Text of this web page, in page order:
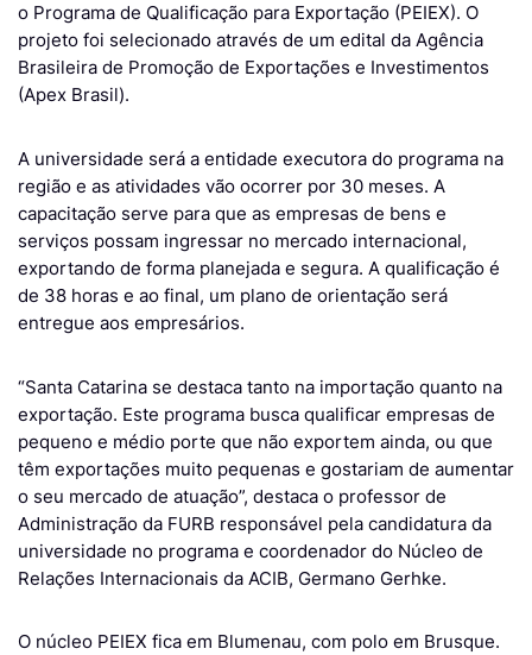
o Programa de Qualificação para Exportação (PEIEX). O
projeto foi selecionado através de um edital da Agência
Brasileira de Promoção de Exportações e Investimentos
(Apex Brasil).
A universidade será a entidade executora do programa na
região e as atividades vão ocorrer por 30 meses. A
capacitação serve para que as empresas de bens e
serviços possam ingressar no mercado internacional,
exportando de forma planejada e segura. A qualificação é
de 38 horas e ao final, um plano de orientação será
entregue aos empresários.
“Santa Catarina se destaca tanto na importação quanto na
exportação. Este programa busca qualificar empresas de
pequeno e médio porte que não exportem ainda, ou que
têm exportações muito pequenas e gostariam de aumentar
o seu mercado de atuação”, destaca o professor de
Administração da FURB responsável pela candidatura da
universidade no programa e coordenador do Núcleo de
Relações Internacionais da ACIB, Germano Gerhke.
O núcleo PEIEX fica em Blumenau, com polo em Brusque.